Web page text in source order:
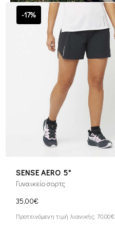
-17%
SENSE AERO 5"
Γυναικείο σορτς
35,00€
Προτεινόμενη τιμή λιανικής: 70,00€